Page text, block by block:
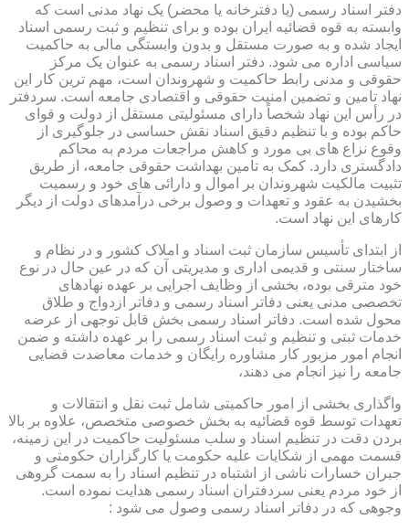
دفتر اسناد رسمی (یا دفترخانه یا محضر) یک نهاد مدنی است که
وابسته به قوه قضائیه ایران بوده و برای تنظیم و ثبت رسمی اسناد
ایجاد شده و به صورت مستقل و بدون وابستگی مالی به حاکمیت
سیاسی اداره می شود. دفتر اسناد رسمی به عنوان یک مرکز
حقوقی و مدنی رابط حاکمیت و شهروندان است، مهم ترین کار این
نهاد تامین و تضمین امنیت حقوقی و اقتصادی جامعه است. سردفتر
در رأس این نهاد شخصاً دارای مسئولیتی مستقل از دولت و قوای
حاکم بوده و با تنظیم دقیق اسناد نقش حساسی در جلوگیری از
وقوع نزاع های بی مورد و کاهش مراجعات مردم به محاکم
دادگستری دارد. کمک به تامین بهداشت حقوقی جامعه، از طریق
تثبیت مالکیت شهروندان بر اموال و دارائی های خود و رسمیت
بخشیدن به عقود و تعهدات و وصول برخی درآمدهای دولت از دیگر
کارهای این نهاد است.
از ابتدای تأسیس سازمان ثبت اسناد و املاک کشور و در نظام و
ساختار سنتی و قدیمی اداری و مدیریتی آن که در عین حال در نوع
خود مترقی بوده، بخشی از وظایف اجرایی بر عهده نهادهای
تخصصی مدنی یعنی دفاتر اسناد رسمی و دفاتر ازدواج و طلاق
محول شده است. دفاتر اسناد رسمی بخش قابل توجهی از عرضه
خدمات ثبتی و تنظیم و ثبت اسناد رسمی را بر عهده داشته و ضمن
انجام امور مزبور کار مشاوره رایگان و خدمات معاضدت قضایی
جامعه را نیز انجام می دهند،
واگذاری بخشی از امور حاکمیتی شامل ثبت نقل و انتقالات و
تعهدات توسط قوه قضائیه به بخش خصوصی متخصص، علاوه بر بالا
بردن دقت در تنظیم اسناد و سلب مسئولیت حاکمیت در این زمینه،
قسمت مهمی از شکایات علیه حکومت یا کارگزاران حکومتی و
جبران خسارات ناشی از اشتباه در تنظیم اسناد را به سمت گروهی
از خود مردم یعنی سردفتران اسناد رسمی هدایت نموده است.
وجوهی که در دفاتر اسناد رسمی وصول می شود :